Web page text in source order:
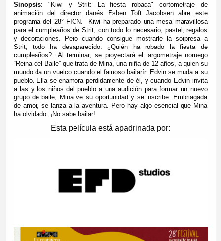
Sinopsis:
"Kiwi y Strit: La fiesta robada" cortometraje de
animación del director danés Esben Toft Jacobsen abre este
programa del 28° FICN. Kiwi ha preparado una mesa maravillosa
para el cumpleaños de Strit, con todo lo necesario, pastel, regalos
y decoraciones. Pero cuando consigue mostrarle la sorpresa a
Strit, todo ha desaparecido. ¿Quién ha robado la fiesta de
cumpleaños? Al terminar, se proyectará el largometraje noruego
“Reina del Baile” que trata de Mina, una niña de 12 años, a quien su
mundo da un vuelco cuando el famoso bailarín Edvin se muda a su
pueblo. Ella se enamora perdidamente de él, y cuando Edvin invita
a las y los niños del pueblo a una audición para formar un nuevo
grupo de baile, Mina ve su oportunidad y se inscribe. Embriagada
de amor, se lanza a la aventura. Pero hay algo esencial que Mina
ha olvidado: ¡No sabe bailar!
Esta película está apadrinada por: